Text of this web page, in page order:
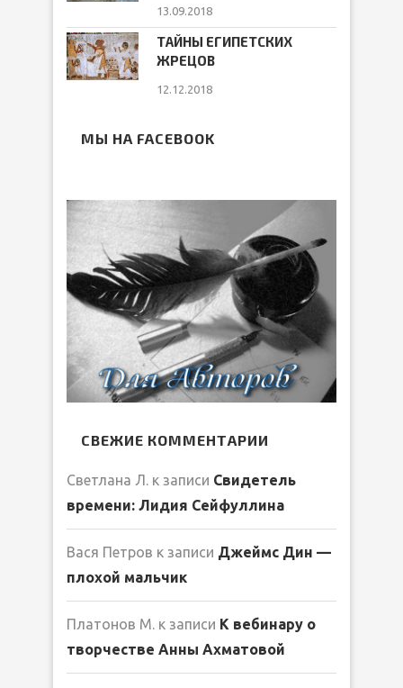
13.09.2018
ТАЙНЫ ЕГИПЕТСКИХ
ЖРЕЦОВ
12.12.2018
МЫ НА FACEBOOK
СВЕЖИЕ КОММЕНТАРИИ
Светлана Л. к записи Свидетель
времени: Лидия Сейфуллина
Вася Петров к записи Джеймс Дин —
плохой мальчик
Платонов М. к записи К вебинару о
творчестве Анны Ахматовой